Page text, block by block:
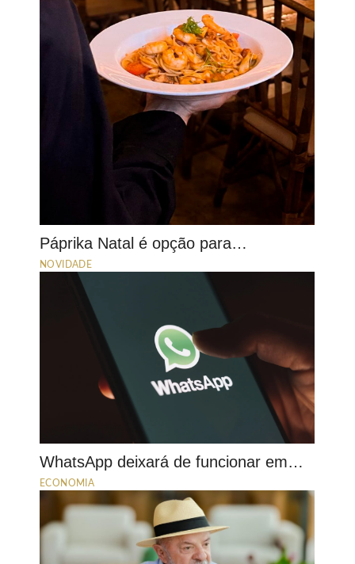
Páprika Natal é opção para…
NOVIDADE
WhatsApp deixará de funcionar em…
ECONOMIA